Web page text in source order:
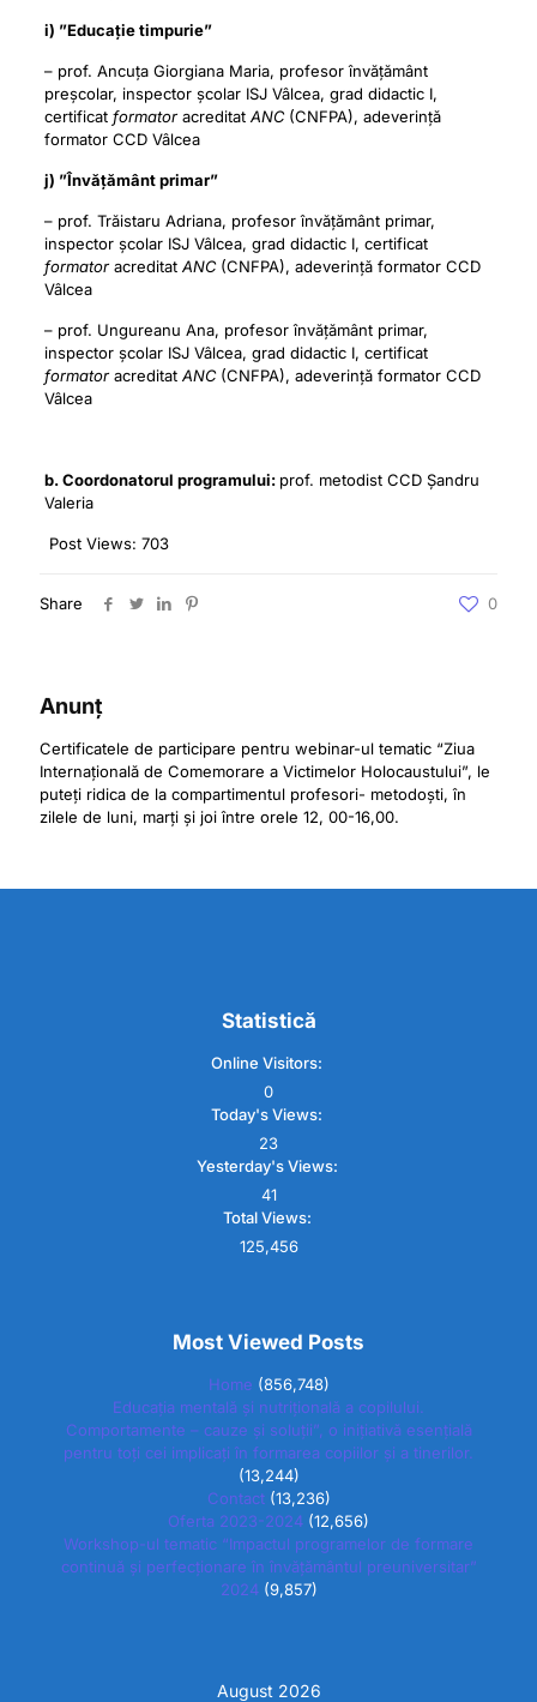
i) ”Educație timpurie”
– prof. Ancuța Giorgiana Maria, profesor învățământ
preșcolar, inspector școlar ISJ Vâlcea, grad didactic I,
certificat formatoracreditat ANC (CNFPA), adeverință
formator CCD Vâlcea
j) ”Învățământ primar”
– prof. Trăistaru Adriana, profesor învățământ primar,
inspector școlar ISJ Vâlcea, grad didactic I, certificat
formatoracreditat ANC (CNFPA), adeverință formator CCD
Vâlcea
– prof. Ungureanu Ana, profesor învățământ primar,
inspector școlar ISJ Vâlcea, grad didactic I, certificat
formatoracreditat ANC (CNFPA), adeverință formator CCD
Vâlcea
b. Coordonatorul programului: prof. metodist CCD Șandru
Valeria
Post Views: 703
Share 0
Anunț
Certificatele de participare pentru webinar-ul tematic “Ziua
Internațională de Comemorare a Victimelor Holocaustului”, le
puteți ridica de la compartimentul profesori- metodoști, în
zilele de luni, marți și joi între orele 12, 00-16,00.
Statistică
Online Visitors:
0
Today's Views:
23
Yesterday's Views:
41
Total Views:
125,456
Most Viewed Posts
Home (856,748)
Educația mentală și nutrițională a copilului.
Comportamente – cauze și soluții”, o inițiativă esențială
pentru toți cei implicați în formarea copiilor și a tinerilor.
(13,244)
Contact (13,236)
Oferta 2023-2024 (12,656)
Workshop-ul tematic “Impactul programelor de formare
continuă și perfecționare în învățământul preuniversitar”
2024 (9,857)
August 2026